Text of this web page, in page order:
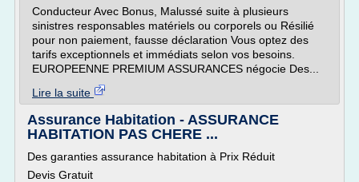
Conducteur Avec Bonus, Malussé suite à plusieurs
sinistres responsables matériels ou corporels ou Résilié
pour non paiement, fausse déclaration Vous optez des
tarifs exceptionnels et immédiats selon vos besoins.
EUROPEENNE PREMIUM ASSURANCES négocie Des...
Lire la suite
Assurance Habitation - ASSURANCE
HABITATION PAS CHERE ...
Des garanties assurance habitation à Prix Réduit
Devis Gratuit